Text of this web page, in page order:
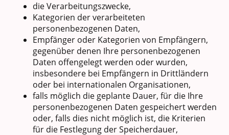
die Verarbeitungszwecke,
Kategorien der verarbeiteten
personenbezogenen Daten,
Empfänger oder Kategorien von Empfängern,
gegenüber denen Ihre personenbezogenen
Daten offengelegt werden oder wurden,
insbesondere bei Empfängern in Drittländern
oder bei internationalen Organisationen,
falls möglich die geplante Dauer, für die Ihre
personenbezogenen Daten gespeichert werden
oder, falls dies nicht möglich ist, die Kriterien
für die Festlegung der Speicherdauer,